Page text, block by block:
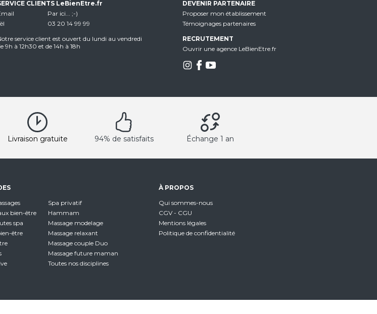
CLIENTS LeBienEtre.fr
Par ici... ;-)
03 20 14 99 99
service client est ouvert du lundi au vendredi
9h à 12h30 et de 14h à 18h
DEVENIR PARTENAIRE
Proposer mon établissement
Témoignages partenaires
RECRUTEMENT
Ouvrir une agence LeBienEtre.fr
Livraison gratuite 94% de satisfaits Échange 1 an
bien-être
spa
être
Spa privatif
Hammam
Massage modelage
Massage relaxant
Massage couple Duo
Massage future maman
Toutes nos disciplines
À PROPOS
Qui sommes-nous
CGV - CGU
Mentions légales
Politique de confidentialité